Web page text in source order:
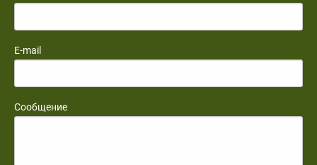
E-mail
Сообщение